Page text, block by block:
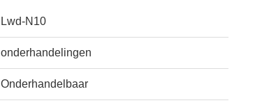
Lwd-N10
onderhandelingen
Onderhandelbaar